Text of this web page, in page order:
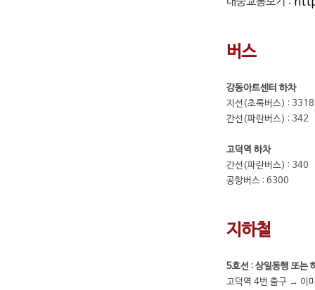
버스
강동아트센터 하차
지선(초록버스) :
간선(파란버스) : 342
고덕역 하차
간선(파란버스) : 340
공항버스 : 6300
지하철
5호선 : 상일동행 또는
고덕역 4번 출구 → 이